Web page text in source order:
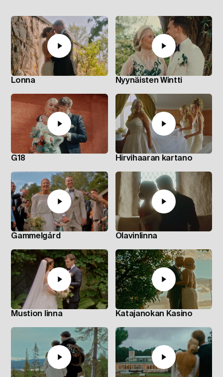
Lonna Nyynäisten Wintti
G18 Hirvihaaran kartano
Gammelgård Olavinlinna
Mustion linna Katajanokan Kasino